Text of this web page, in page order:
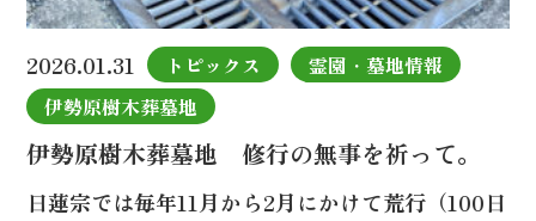
2026.01.31 トピックス
霊園・墓地情報
伊勢原樹木葬墓地
伊勢原樹木葬墓地 修行の無事を祈って。
日蓮宗では毎年11月から2月にかけて荒行（100日